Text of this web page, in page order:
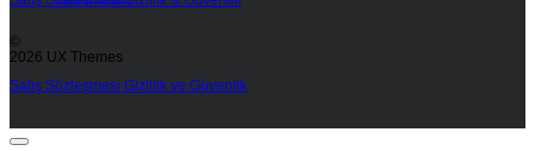
©
2026 UX Themes
Satış Sözleşmesi Gizlilik ve Güvenlik